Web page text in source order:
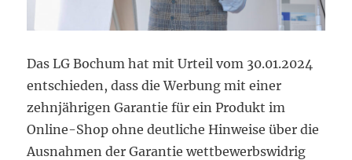
Das LG Bochum hat mit Urteil vom 30.01.2024
entschieden, dass die Werbung mit einer
zehnjährigen Garantie für ein Produkt im
Online-Shop ohne deutliche Hinweise über die
Ausnahmen der Garantie wettbewerbswidrig